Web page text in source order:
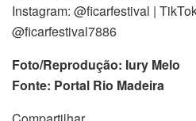
Instagram: @ficarfestival |
@ficarfestival7886
Foto/Reprodução: Iury Melo
Fonte: Portal Rio Madeira